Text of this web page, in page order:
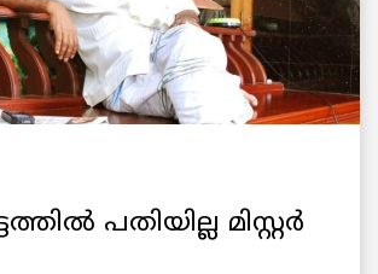
പതിയില്ല മിസ്റ്റർ